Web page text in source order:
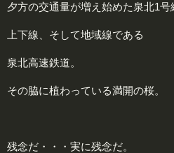
夕方の交通量が増え始めた泉北1号
上下線、そして地域線である
泉北高速鉄道。
その脇に植わっている満開の桜。
残念だ・・・実に残念だ。